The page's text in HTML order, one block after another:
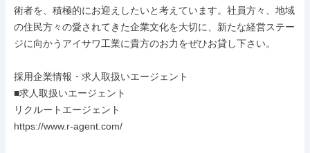
術者を、積極的にお迎えしたいと考えています。社員方々、地域
の住民方々の愛されてきた企業文化を大切に、新たな経営ステー
ジに向かうアイサワ工業に貴方のお力をぜひお貸し下さい。
採用企業情報・求人取扱いエージェント
■求人取扱いエージェント
リクルートエージェント
https://www.r-agent.com/